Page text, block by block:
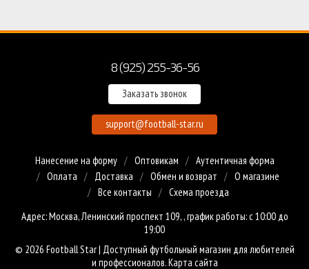
8 (925) 255-36-56
Заказать звонок
support@football-star.ru
Нанесение на форму Оптовикам
Аутентичная форма
Оплата
Доставка Обмен и возврат
О магазине
Все контакты
Схема проезда
Адрес: Москва, Ленинский проспект 109, , график работы: с 10:00 до
19:00
© 2026 Football Star | Доступный футбольный магазин для любителей
и профессионалов.Карта сайта